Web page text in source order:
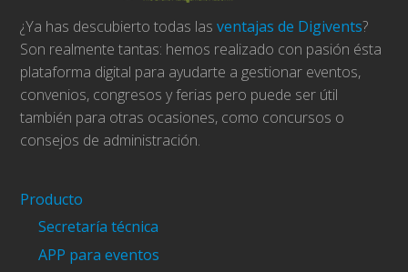
¿Ya has descubierto todas lasventajas de Digivents?
Son realmente tantas: hemos realizado con pasión ésta
plataforma digital para ayudarte a gestionar eventos,
convenios, congresos y ferias pero puede ser útil
también para otras ocasiones, como concursos o
consejos de administración.
Producto
Secretaría técnica
APP para eventos